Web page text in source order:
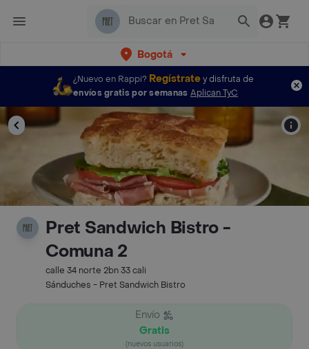
Bogotá
¿Nuevo en Rappi? Regístratey disfruta de
envíos gratis por semanas Aplican TyC
Pret Sandwich Bistro -
Comuna 2
calle 34 norte 2bn 33 cali
Sánduches - Pret Sandwich Bistro
Envío
Gratis
(nuevos usuarios)